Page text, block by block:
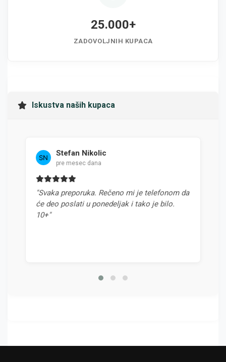
25.000+
ZADOVOLJNIH KUPACA
Iskustva naših kupaca
Stefan Nikolic
pre mesec dana
"Svaka preporuka. Rečeno mi je telefonom da
će deo poslati u ponedeljak i tako je bilo.